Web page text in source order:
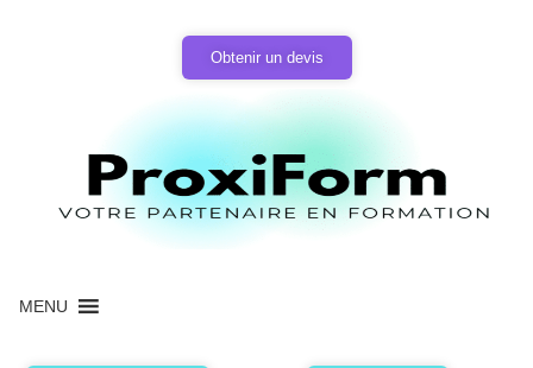
Obtenir un devis
MENU